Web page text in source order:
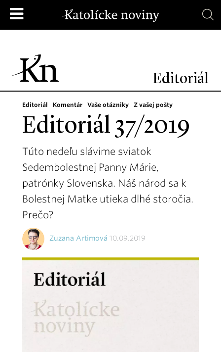
Editoriál
Editoriál Komentár Vaše otázniky Z vašej pošty
Editoriál 37/2019
Túto nedeľu slávime sviatok
Sedembolestnej Panny Márie,
patrónky Slovenska. Náš národ sa k
Bolestnej Matke utieka dlhé storočia.
Prečo?
Zuzana Artimová 10.09.2019